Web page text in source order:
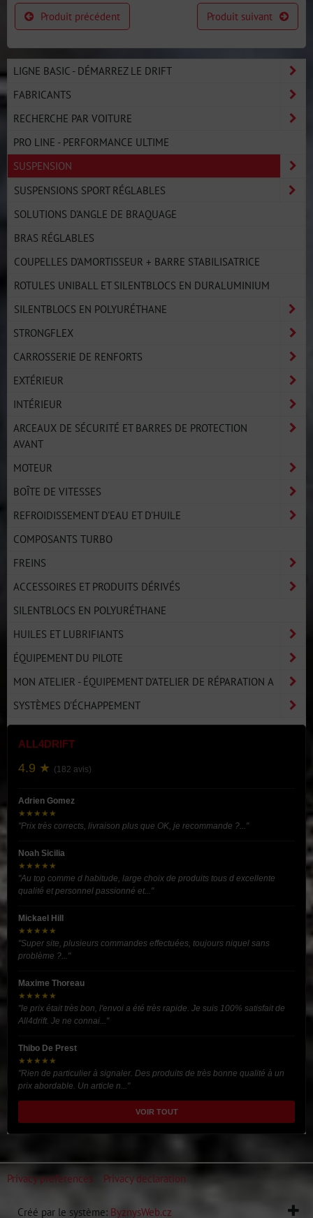
Produit précédent Produit suivant
LIGNE BASIC - DÉMARREZ LE DRIFT
FABRICANTS
RECHERCHE PAR VOITURE
PRO LINE - PERFORMANCE ULTIME
SUSPENSION
SUSPENSIONS SPORT RÉGLABLES
SOLUTIONS D'ANGLE DE BRAQUAGE
BRAS RÉGLABLES
COUPELLES D'AMORTISSEUR + BARRE STABILISATRICE
ROTULES UNIBALL ET SILENTBLOCS EN DURALUMINIUM
SILENTBLOCS EN POLYURÉTHANE
STRONGFLEX
CARROSSERIE DE RENFORTS
EXTÉRIEUR
INTÉRIEUR
ARCEAUX DE SÉCURITÉ ET BARRES DE PROTECTION
AVANT
MOTEUR
BOÎTE DE VITESSES
REFROIDISSEMENT D'EAU ET D'HUILE
COMPOSANTS TURBO
FREINS
ACCESSOIRES ET PRODUITS DÉRIVÉS
SILENTBLOCS EN POLYURÉTHANE
HUILES ET LUBRIFIANTS
ÉQUIPEMENT DU PILOTE
MON ATELIER - ÉQUIPEMENT D'ATELIER DE RÉPARATION A
SYSTÈMES D'ÉCHAPPEMENT
ALL4DRIFT
4.9 ★ (182 avis)
Adrien Gomez
★★★★★
"Prix très corrects, livraison plus que OK, je recommande ?..."
Noah Sicilia
★★★★★
"Au top comme d habitude, large choix de produits tous d excellente
qualité et personnel passionné et..."
Mickael Hill
★★★★★
"Super site, plusieurs commandes effectuées, toujours niquel sans
problème ?..."
Maxime Thoreau
★★★★★
"le prix était très bon, l'envoi a été très rapide. Je suis 100% satisfait de
All4drift. Je ne connai..."
Thibo De Prest
★★★★★
"Rien de particulier à signaler. Des produits de très bonne qualité à un
prix abordable. Un article n..."
VOIR TOUT
Privacy preferences Privacy declaration
Créé par le système: ByznysWeb.cz